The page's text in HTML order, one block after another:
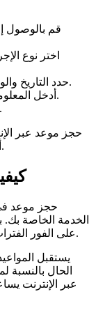
قم بالوصول
اختر نوع
حدد التاريخ والوقت الذي يناسبك من بين الفترات المتاحة.
أدخل .
استلم تأكيد موعدك عبر البريد الإلكتروني.
حجز موعد عبر
.
حجز موعد
الخدمة الخاصة
على الفور الفترات المتاحة. إنها سريعة وفعالة لاحتياجاتك الإدارية.
الحال بالنسبة
عبر الإنترنت